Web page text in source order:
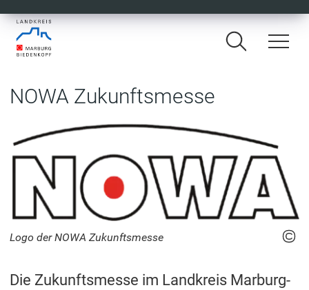
NOWA Zukunftsmesse
Logo der NOWA Zukunftsmesse
Die Zukunftsmesse im Landkreis Marburg-